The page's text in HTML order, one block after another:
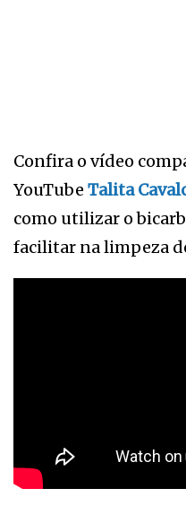
Confira o vídeo
YouTube Talita
como utilizar o
facilitar na limpeza